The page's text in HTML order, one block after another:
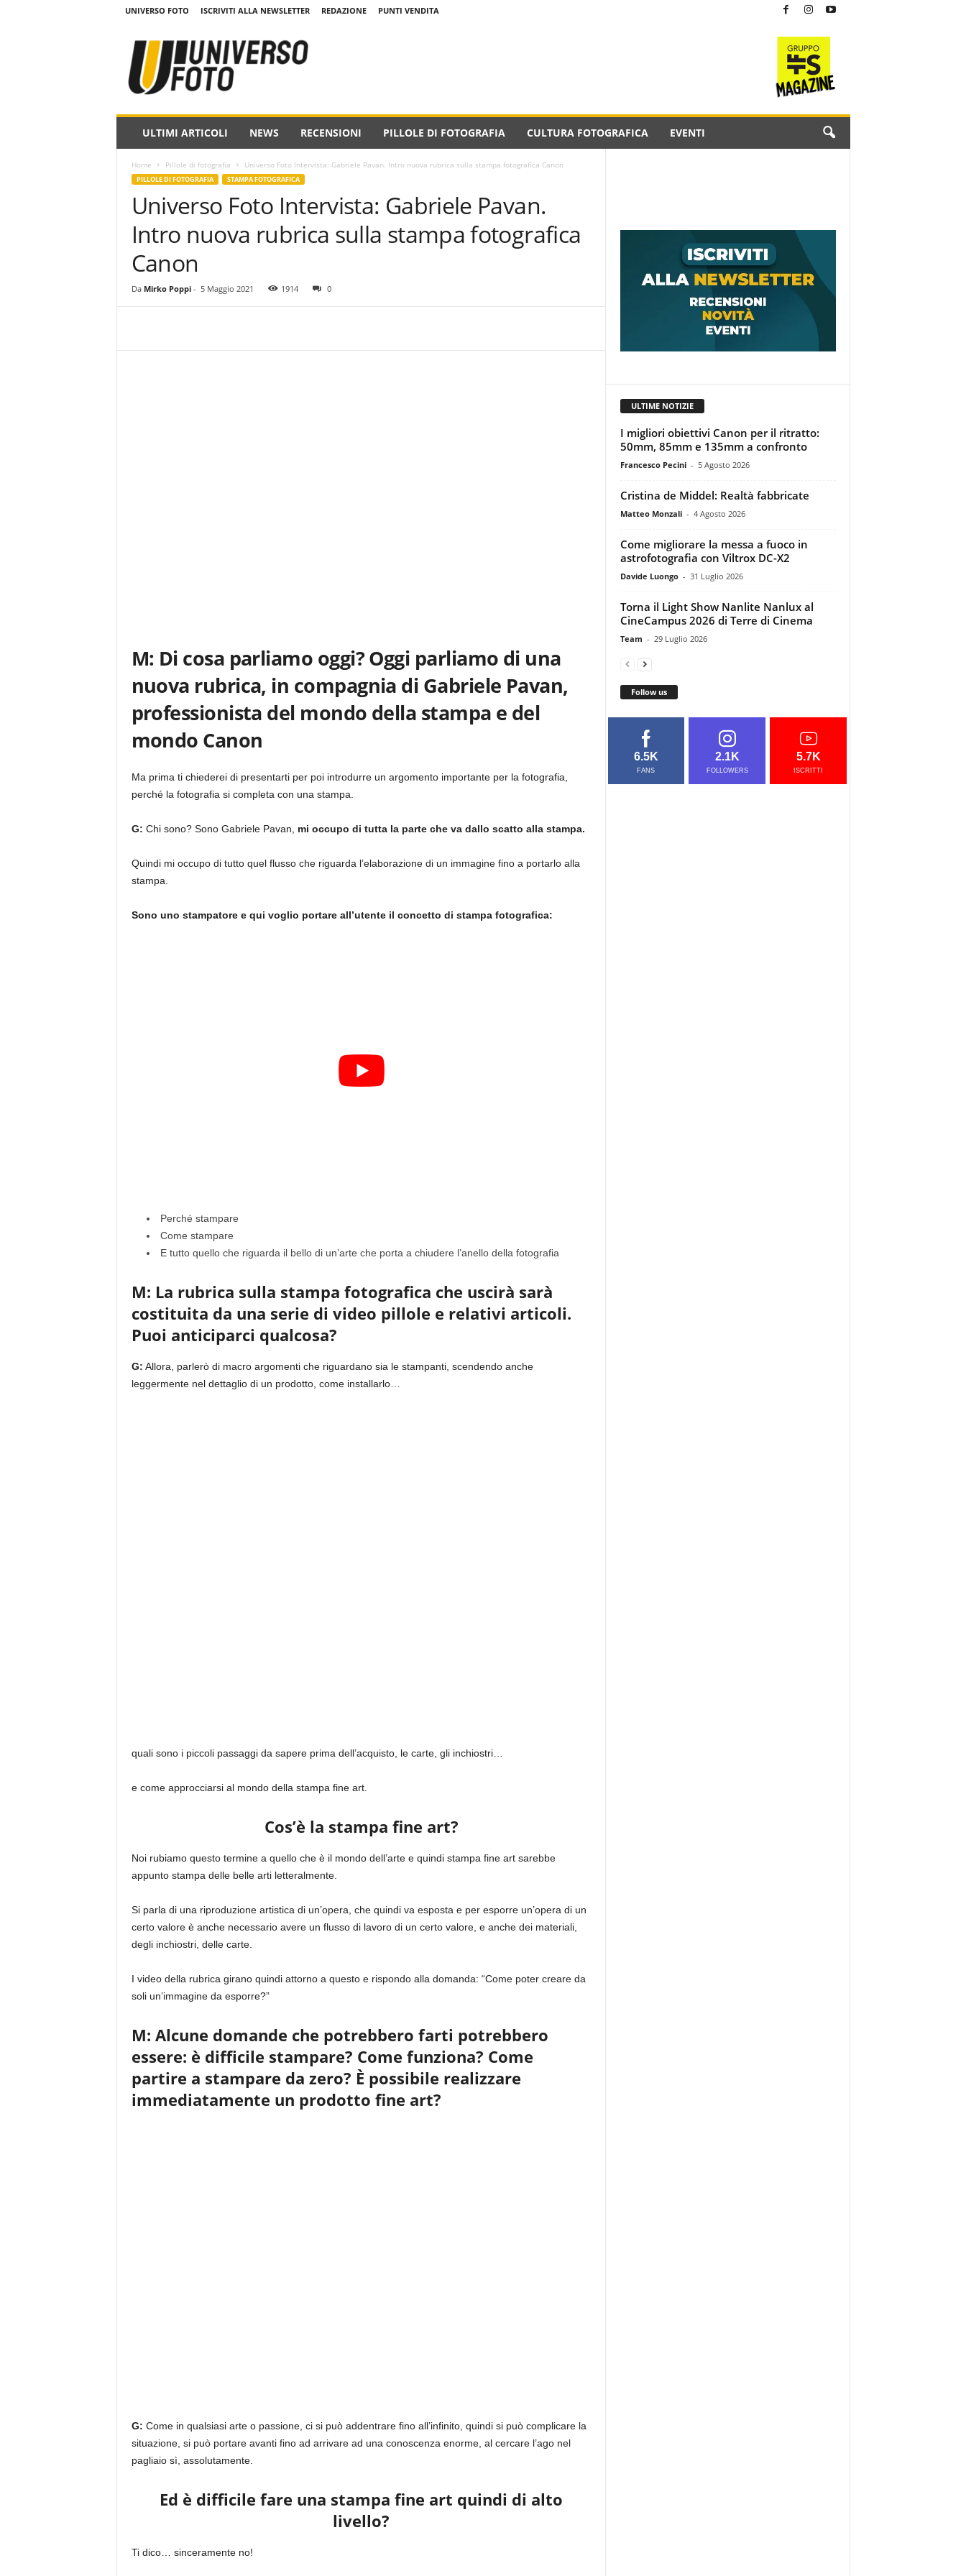
UNIVERSO FOTO ISCRIVITI ALLA NEWSLETTER REDAZIONE PUNTI VENDITA
t
ULTIMI ARTICOLI NEWS RECENSIONI PILLOLE DI FOTOGRAFIA CULTURA FOTOGRAFICA EVENTI
Home Pillole di fotografia Universo Foto Intervista: Gabriele Pavan. Intro nuova rubrica sulla stampa fotografica Canon
PILLOLE DI FOTOGRAFIA STAMPA FOTOGRAFICA
Universo Foto Intervista: Gabriele Pavan.
Intro nuova rubrica sulla stampa fotografica
Canon
Da Mirko Poppi- 5 Maggio 2021 1914 0
M: Di cosa parliamo oggi?Oggi parliamo di una
nuova rubrica, in compagnia di Gabriele Pavan,
professionista del mondo della stampa e del
mondo Canon
Ma prima ti chiederei di presentarti per poi introdurre un argomento importante per la fotografia,
perché la fotografia si completa con una stampa.
G: Chi sono? Sono Gabriele Pavan, mi occupo di tutta la parte che va dallo scatto alla stampa.
Quindi mi occupo di tutto quel flusso che riguarda l’elaborazione di un immagine fino a portarlo alla
stampa.
Sono uno stampatore e qui voglio portare all’utente il concetto di stampa fotografica:
Perché stampare
Come stampare
E tutto quello che riguarda il bello di un’arte che porta a chiudere l’anello della fotografia
M: La rubrica sulla stampa fotografica che uscirà sarà
costituita da una serie di video pillole e relativi articoli.
Puoi anticiparci qualcosa?
G: Allora, parlerò di macro argomenti che riguardano sia le stampanti, scendendo anche
leggermente nel dettaglio di un prodotto, come installarlo…
quali sono i piccoli passaggi da sapere prima dell’acquisto, le carte, gli inchiostri…
e come approcciarsi al mondo della stampa fine art.
Cos’è la stampa fine art?
Noi rubiamo questo termine a quello che è il mondo dell’arte e quindi stampa fine art sarebbe
appunto stampa delle belle arti letteralmente.
Si parla di una riproduzione artistica di un’opera, che quindi va esposta e per esporre un’opera di un
certo valore è anche necessario avere un flusso di lavoro di un certo valore, e anche dei materiali,
degli inchiostri, delle carte.
I video della rubrica girano quindi attorno a questo e rispondo alla domanda: “Come poter creare da
soli un’immagine da esporre?”
M: Alcune domande che potrebbero farti potrebbero
essere: è difficile stampare? Come funziona? Come
partire a stampare da zero? È possibile realizzare
immediatamente un prodotto fine art?
G: Come in qualsiasi arte o passione, ci si può addentrare fino all’infinito, quindi si può complicare la
situazione, si può portare avanti fino ad arrivare ad una conoscenza enorme, al cercare l’ago nel
pagliaio sì, assolutamente.
Ed è difficile fare una stampa fine art quindi di alto
livello?
Ti dico… sinceramente no!
ULTIME NOTIZIE
I migliori obiettivi Canon per il ritratto:
50mm, 85mm e 135mm a confronto
Francesco Pecini - 5 Agosto 2026
Cristina de Middel: Realtà fabbricate
Matteo Monzali - 4 Agosto 2026
Come migliorare la messa a fuoco in
astrofotografia con Viltrox DC-X2
Davide Luongo - 31 Luglio 2026
Torna il Light Show Nanlite Nanlux al
CineCampus 2026 di Terre di Cinema
Team - 29 Luglio 2026
Follow us
6.5K
FANS
2.1K
FOLLOWERS
5.7K
ISCRITTI